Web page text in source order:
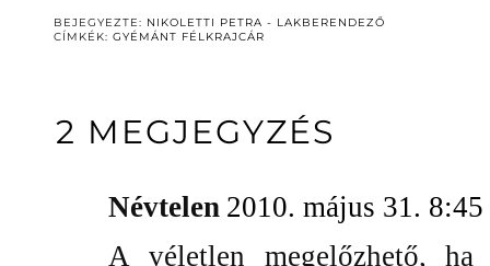
BEJEGYEZTE: NIKOLETTI PETRA - LAKBERENDEZŐ
CÍMKÉK: GYÉMÁNT FÉLKRAJCÁR
2 MEGJEGYZÉS
Névtelen 2010. május 31. 8:45
A véletlen megelőzhető, ha